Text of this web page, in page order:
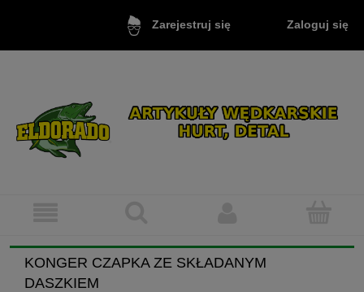
Zarejestruj się Zaloguj się
KONGER CZAPKA ZE SKŁADANYM
DASZKIEM